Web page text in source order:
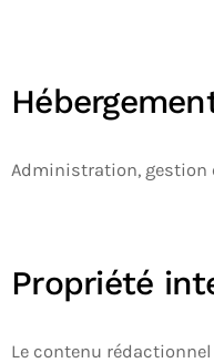
Administration, gestion
Propriété
Le contenu